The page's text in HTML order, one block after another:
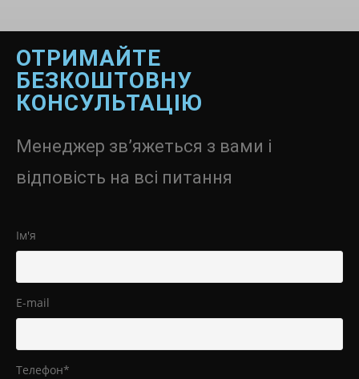
ОТРИМАЙТЕ
БЕЗКОШТОВНУ
КОНСУЛЬТАЦІЮ
Менеджер зв’яжеться з вами і
відповість на всі питання
Ім'я
E-mail
Телефон*